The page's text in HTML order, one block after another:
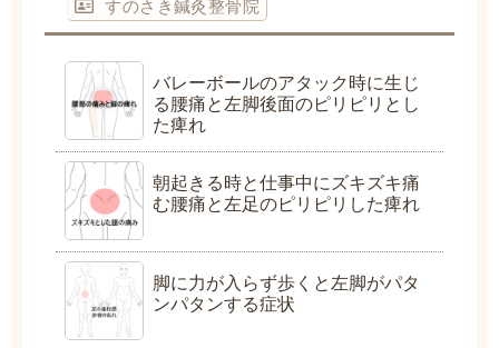
すのさき鍼灸整骨院
バレーボールのアタック時に生じ
る腰痛と左脚後面のピリピリとし
た痺れ
朝起きる時と仕事中にズキズキ痛
む腰痛と左足のピリピリした痺れ
脚に力が入らず歩くと左脚がパタ
ンパタンする症状